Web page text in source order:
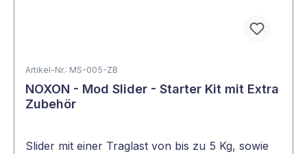
Artikel-Nr.: MS-005-ZB
NOXON - Mod Slider - Starter Kit mit Extra
Zubehör
Slider mit einer Traglast von bis zu 5 Kg, sowie